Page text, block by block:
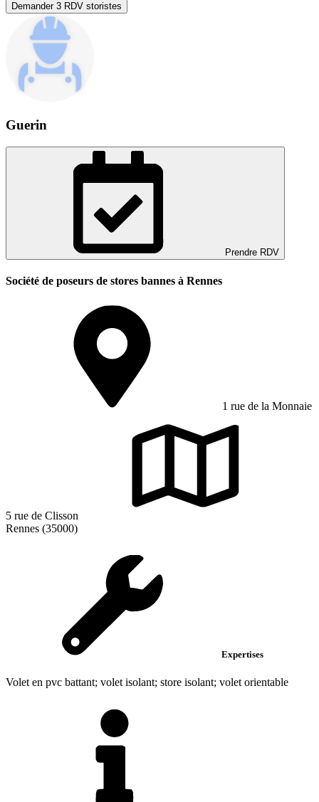
Demander 3 RDV storistes
Guerin
Prendre RDV
Société de poseurs de stores bannes à Rennes
1 rue de la Monnaie
5 rue de Clisson
Rennes (35000)
Expertises
Volet en pvc battant; volet isolant; store isolant; volet orientable